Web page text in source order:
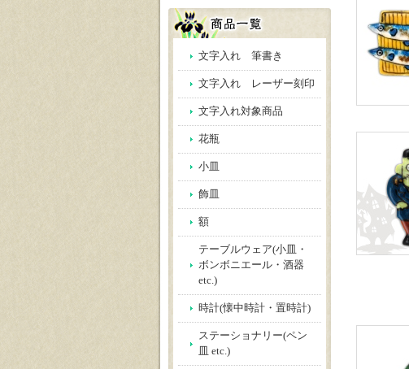
文字入れ 筆書き
文字入れ レーザー刻印
文字入れ対象商品
花瓶
小皿
飾皿
額
テーブルウェア(小皿・
ボンボニエール・酒器
etc.)
時計(懐中時計・置時計)
ステーショナリー(ペン
皿 etc.)